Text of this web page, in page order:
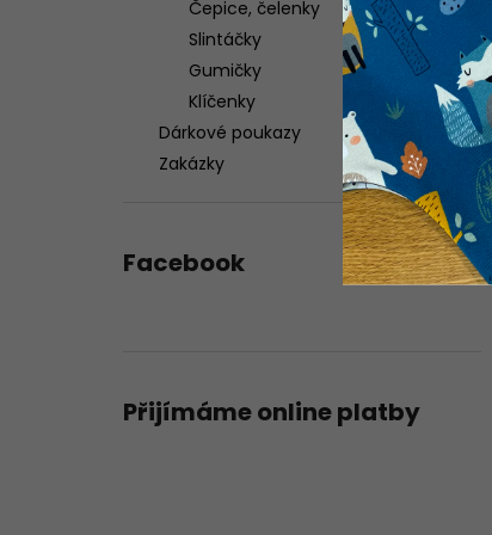
Čepice, čelenky
Slintáčky
Gumičky
Klíčenky
Dárkové poukazy
Zakázky
Facebook
Přijímáme online platby